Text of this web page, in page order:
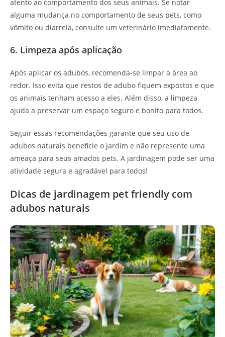
atento ao comportamento dos seus animais. Se notar
alguma mudança no comportamento de seus pets, como
vômito ou diarreia, consulte um veterinário imediatamente.
6. Limpeza após aplicação
Após aplicar os adubos, recomenda-se limpar a área ao
redor. Isso evita que restos de adubo fiquem expostos e que
os animais tenham acesso a eles. Além disso, a limpeza
ajuda a preservar um espaço seguro e bonito para todos.
Seguir essas recomendações garante que seu uso de
adubos naturais beneficie o jardim e não represente uma
ameaça para seus amados pets. A jardinagem pode ser uma
atividade segura e agradável para todos!
Dicas de jardinagem pet friendly com
adubos naturais